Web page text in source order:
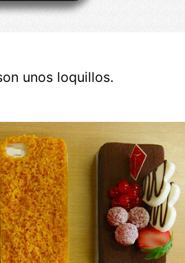
unos loquillos.